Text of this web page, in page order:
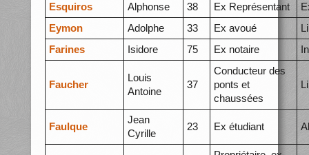
Esquiros Alphonse 38 Ex Représentant
Eymon
Adolphe 33 Ex avoué
Farines
Isidore 75 Ex notaire
Faucher
Louis
Antoine
37
Conducteur des
ponts et
chaussées
Faulque
Jean
Cyrille
23 Ex étudiant